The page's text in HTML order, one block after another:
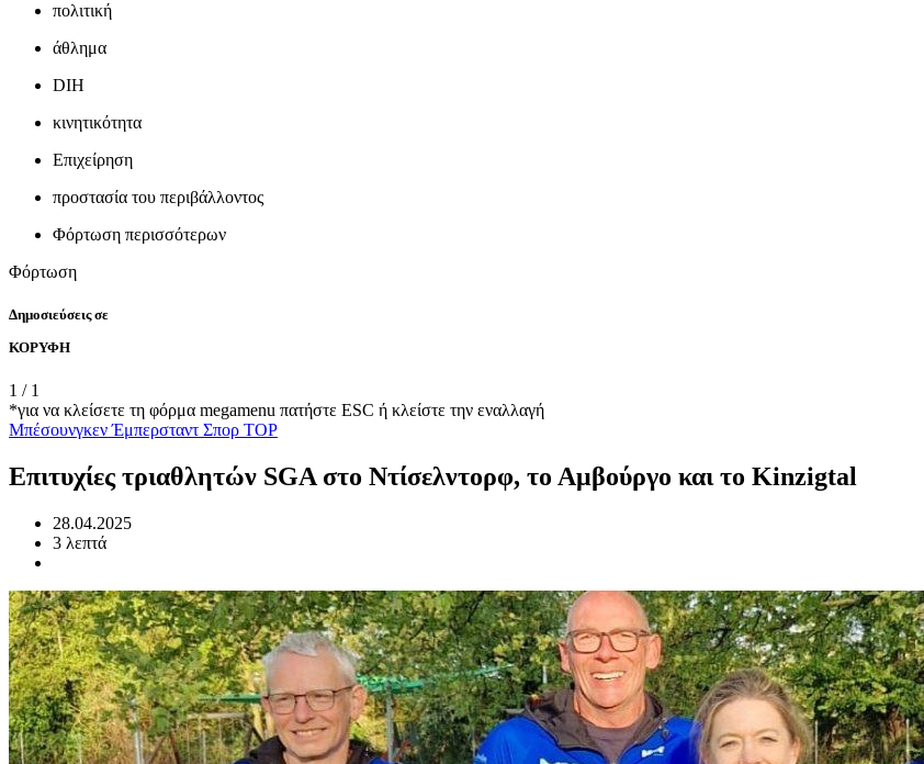
πολιτική
άθλημα
DIH
κινητικότητα
Επιχείρηση
προστασία του περιβάλλοντος
Φόρτωση περισσότερων
Φόρτωση
Δημοσιεύσεις σε
ΚΟΡΥΦΗ
1 / 1
*για να κλείσετε τη φόρμα megamenu πατήστε ESC ή κλείστε την εναλλαγή
ΜπέσουνγκενΈμπερσταντ Σπορ TOP
Επιτυχίες τριαθλητών SGA στο Ντίσελντορφ, το Αμβούργο και το Kinzigtal
28.04.2025
3 λεπτά